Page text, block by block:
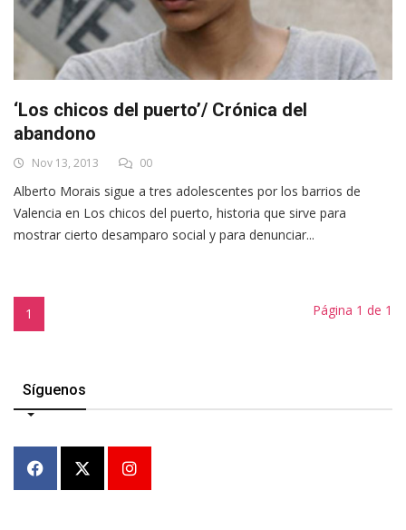
‘Los chicos del puerto’/ Crónica del
abandono
Nov 13, 2013 00
Alberto Morais sigue a tres adolescentes por los barrios de
Valencia en Los chicos del puerto, historia que sirve para
mostrar cierto desamparo social y para denunciar...
1 Página 1 de 1
Síguenos